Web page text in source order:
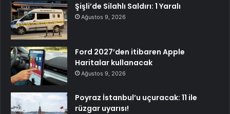
Şişli’de Silahlı Saldırı: 1 Yaralı
Ağustos 9, 2026
Ford 2027’den itibaren Apple
Haritalar kullanacak
Ağustos 9, 2026
Poyraz İstanbul’u uçuracak: 11 ile
rüzgar uyarısı!